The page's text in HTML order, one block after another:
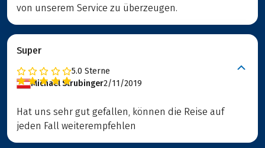
von unserem Service zu überzeugen.
Super
5.0 Sterne
Michael Strubinger2/11/2019
Hat uns sehr gut gefallen, können die Reise auf
jeden Fall weiterempfehlen